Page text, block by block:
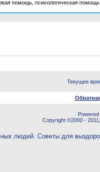
помощь, психологическая
Текущее
Copyright ©2000 -
людей. Советы для